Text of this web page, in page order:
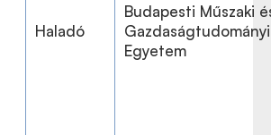
Haladó
Budapesti Műszaki
Gazdaságtudományi
Egyetem